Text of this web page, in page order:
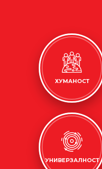
ХУМАНОСТ
УНИВЕРЗАЛНОСТ